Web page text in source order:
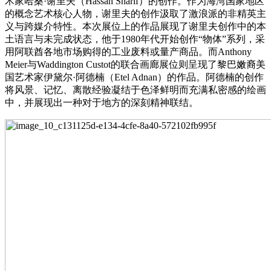
的概念艺术核心人物，谢里夫的创作汲取了激浪派的非精英主
义与跨媒介特性。本次展位上的作品展现了谢里夫创作中的本
土语言与未完成状态，他于1980年代开始创作“物体”系列，采
用阿联酋各地市场购得的工业废料或量产商品。而Anthony
Meier与Waddington Custot的联合画廊展位则呈现了黎巴嫩裔美
国艺术家伊黛尔·阿德楠（Etel Adnan）的作品。阿德楠的创作
将风景、记忆、离散经验凝结于色泽鲜明而充满私密感的绘画
中，并展现出一种对于地方的深刻精神联结。